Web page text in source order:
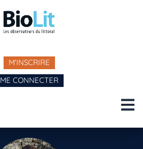
M'INSCRIRE
ME CONNECTER